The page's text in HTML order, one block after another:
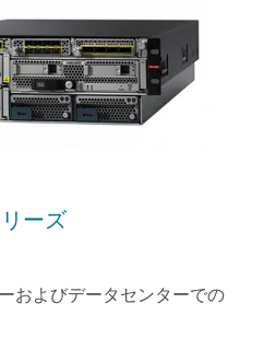
ーズ
およびデータセンターでの